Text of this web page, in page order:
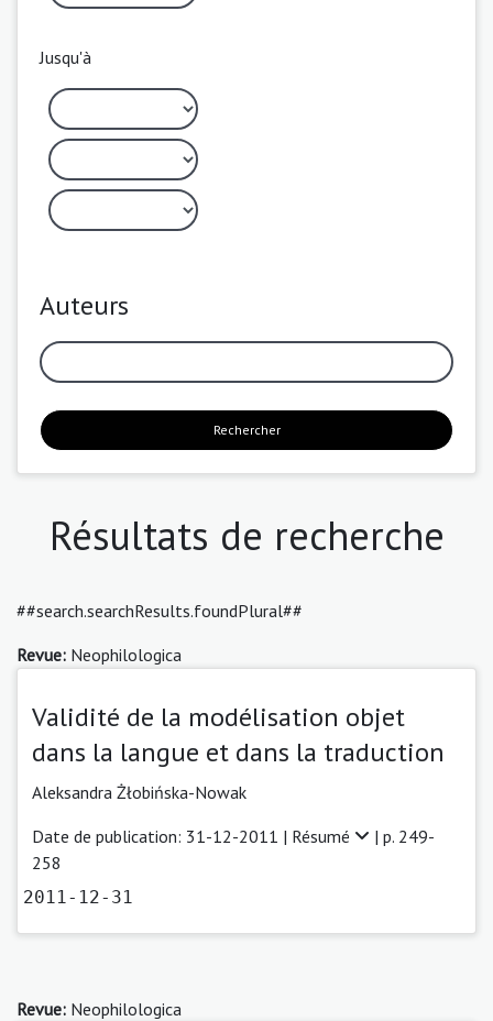
Jusqu'à
Auteurs
Rechercher
Résultats de recherche
##search.searchResults.foundPlural##
Revue: Neophilologica
Validité de la modélisation objet
dans la langue et dans la traduction
Aleksandra Żłobińska-Nowak
Date de publication: 31-12-2011 | Résumé
| p. 249-
258
2011-12-31
Revue: Neophilologica